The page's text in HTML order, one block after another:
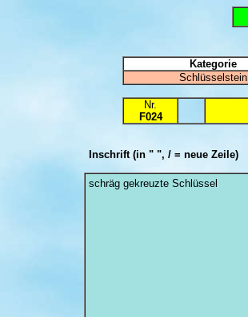
Kategorie
Schlüsselstein
Nr.
F024
Inschrift(in " ", / = neue Zeile)
schräg gekreuzte Schlüssel